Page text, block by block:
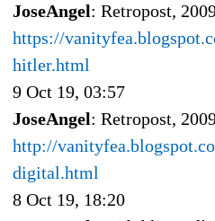
JoseAngel: Retropost,
https://
hitler.html
9 Oct 19, 03:57
JoseAngel: Retropost,
http://
digital.html
8 Oct 19, 18:20